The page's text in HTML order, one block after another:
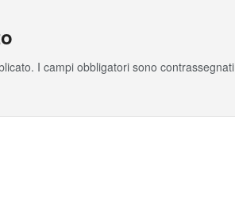
I campi obbligatori sono contrassegnati